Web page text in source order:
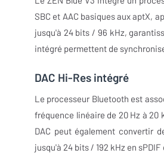
SBC et AAC basiques aux aptX,
jusqu'à 24 bits / 96 kHz,
intégré permettent de
DAC Hi-Res intégré
Le processeur Bluetooth est
fréquence linéaire de 20 Hz à 20
DAC peut également convertir
jusqu'à 24 bits / 192 kHz en